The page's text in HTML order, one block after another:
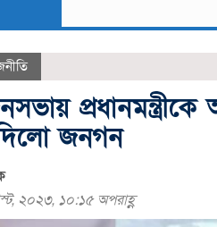
জনগন
২০২৩, ১০:১৫ অপরাহ্ণ